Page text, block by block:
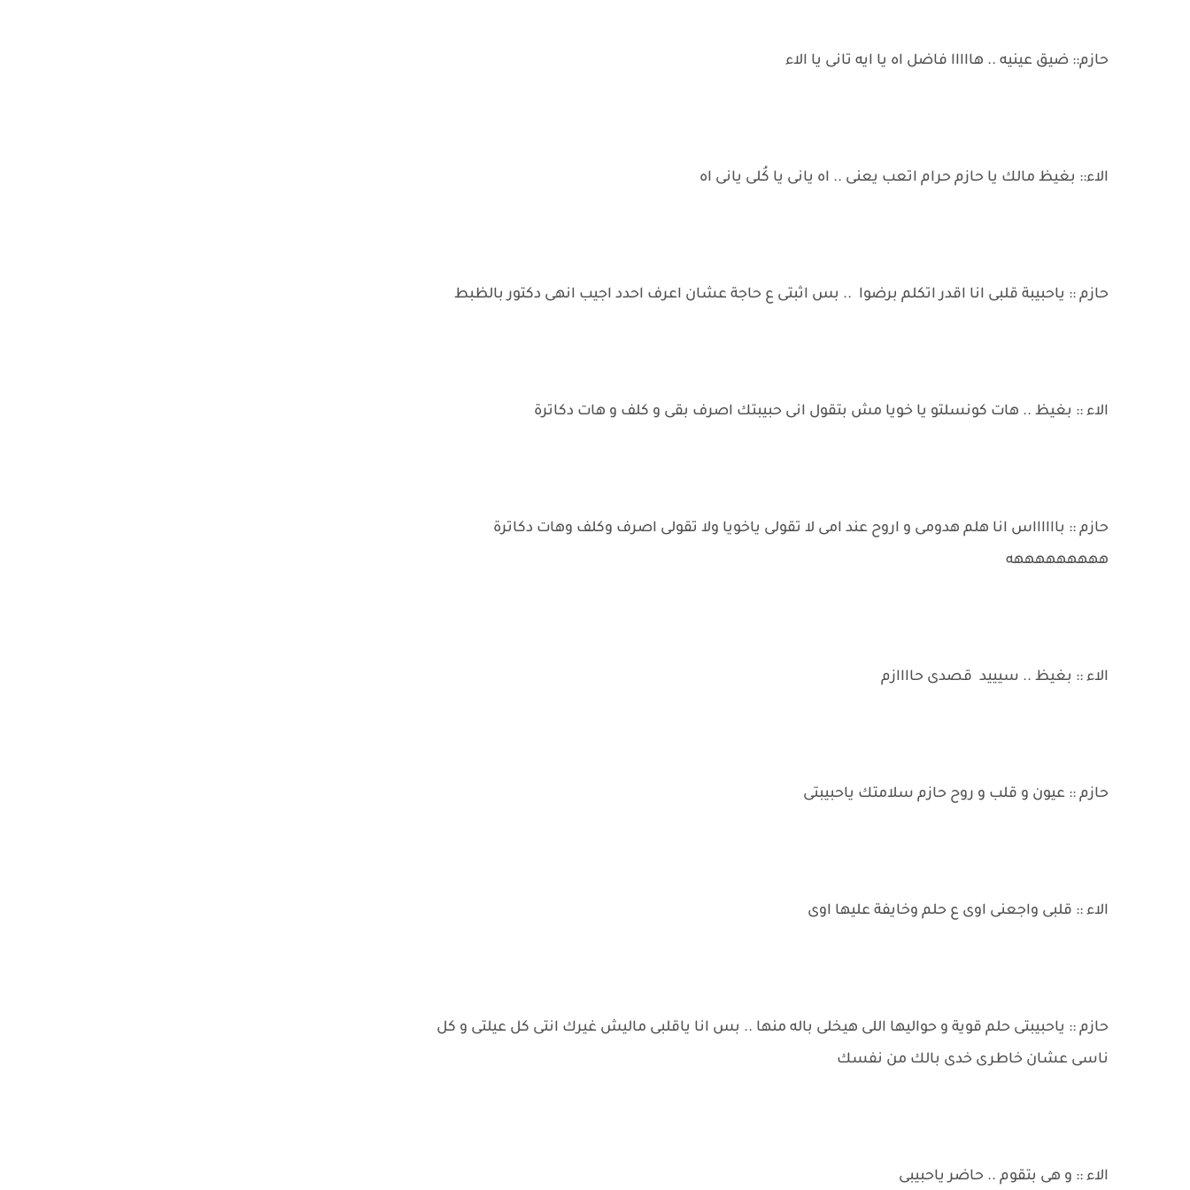
حازم:: ضيق عينيه .. هااااا فاضل اه يا ايه تانى يا الاء
الاء:: بغيظ مالك يا حازم حرام اتعب يعنى .. اه يانى يا كُلى يانى اه
حازم :: ياحبيبة قلبى انا اقدر اتكلم برضوا .. بس اثبتى ع حاجة عشان اعرف احدد اجيب انهى دكتور بالظبط
الاء :: بغيظ .. هات كونسلتو يا خويا مش بتقول انى حبيبتك اصرف بقى و كلف و هات دكاترة
حازم :: بااااااس انا هلم هدومى و اروح عند امى لا تقولى ياخويا ولا تقولى اصرف وكلف وهات دكاترة
هههههههههه
الاء :: بغيظ .. سيييد قصدى حاااازم
حازم :: عيون و قلب و روح حازم سلامتك ياحبيبتى
الاء :: قلبى واجعنى اوى ع حلم وخايفة عليها اوى
حازم :: ياحبيبتى حلم قوية و حواليها اللى هيخلى باله منها .. بس انا ياقلبى ماليش غيرك انتى كل عيلتى و كل
ناسى عشان خاطرى خدى بالك من نفسك
الاء :: و هى بتقوم .. حاضر ياحبيبى